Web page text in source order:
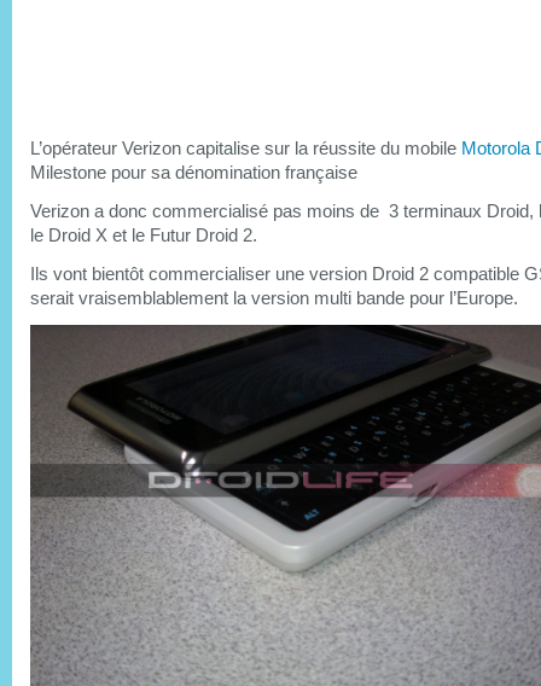
L’opérateur Verizon capitalise sur la réussite du mobile Motorola
Milestone pour sa dénomination française
Verizon a donc commercialisé pas moins de 3 terminaux Droid,
le Droid X et le Futur Droid 2.
Ils vont bientôt commercialiser une version Droid 2 compatible
serait vraisemblablement la version multi bande pour l’Europe.